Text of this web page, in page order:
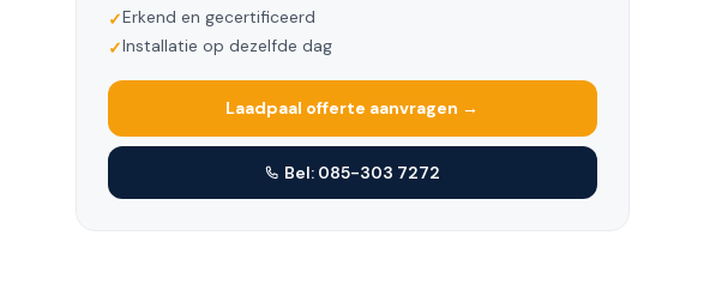
Erkend en gecertificeerd
Installatie op dezelfde dag
Laadpaal offerte aanvragen →
Bel: 085-303 7272